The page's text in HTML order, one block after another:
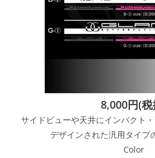
8,000円(税
サイドビューや天井にインパクト
デザインされた汎用タイプ
Color